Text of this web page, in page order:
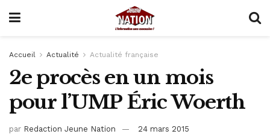
Accueil Actualité Actualité française
2e procès en un mois
pour l’UMP Éric Woerth
par Redaction Jeune Nation 24 mars 2015